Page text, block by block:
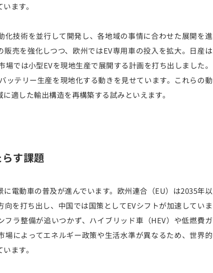
ます。
化技術を並行して開発し、各地域の事情に合わせた展開を進
売を強化しつつ、欧州ではEV専用車の投入を拡大。日産は
では小型EVを現地生産で展開する計画を打ち出しました。
ッテリー生産を現地化する動きを見せています。これらの動
適した輸出構造を再構築する試みといえます。
す課題
電動車の普及が進んでいます。欧州連合（EU）は2035年以
を打ち出し、中国では国策としてEVシフトが加速していま
ラ整備が追いつかず、ハイブリッド車（HEV）や低燃費ガ
場によってエネルギー政策や生活水準が異なるため、世界的
ます。